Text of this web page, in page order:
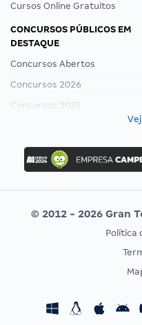
Cursos Online Gratuitos
CONCURSOS PÚBLICOS EM
DESTAQUE
Concursos Abertos
Concursos 2026
Concursos 2025
Concurso Ibama
Concurso MPU
Editais publicados
CONCURSOS POR PROFISSÃO
Concursos Fiscais
© 2012 - 2026 Gran
Política